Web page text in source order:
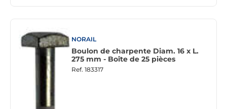
NORAIL
Boulon de charpente Diam. 16 x L.
275 mm - Boîte de 25 pièces
Ref. 183317